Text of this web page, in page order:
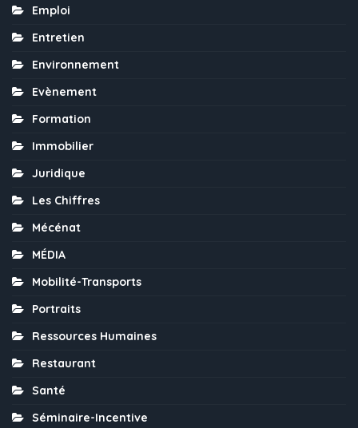
Emploi
Entretien
Environnement
Evènement
Formation
Immobilier
Juridique
Les Chiffres
Mécénat
MÉDIA
Mobilité-Transports
Portraits
Ressources Humaines
Restaurant
Santé
Séminaire-Incentive